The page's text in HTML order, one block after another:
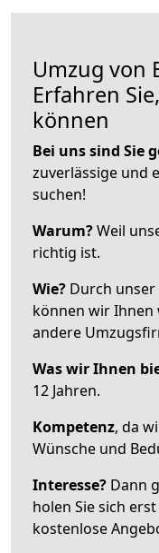
Umzug von
Erfahren
können
Bei uns sind Sie
zuverlässige und
suchen!
Warum?Weil
richtig ist.
Wie? Durch
können wir Ihnen
andere
Was wir Ihnen
12 Jahren.
Kompetenz, da
Wünsche und
Interesse? Dann
holen Sie sich
kostenlose